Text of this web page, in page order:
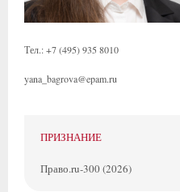
Тел.: +7 (495) 935 8010
yana_bagrova@epam.ru
ПРИЗНАНИЕ
Право.ru-300 (2026)